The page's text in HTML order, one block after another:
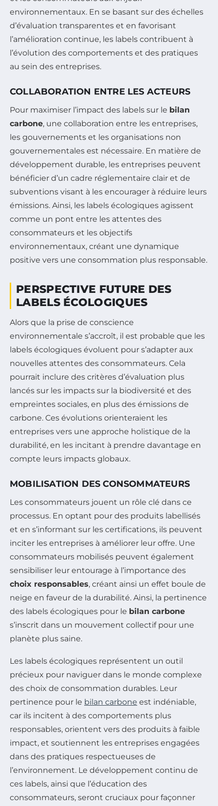
environnementaux. En se basant sur des échelles
d’évaluation transparentes et en favorisant
l’amélioration continue, les labels contribuent à
l’évolution des comportements et des pratiques
au sein des entreprises.
COLLABORATION ENTRE LES ACTEURS
Pour maximiser l’impact des labels sur le bilan
carbone, une collaboration entre les entreprises,
les gouvernements et les organisations non
gouvernementales est nécessaire. En matière de
développement durable, les entreprises peuvent
bénéficier d’un cadre réglementaire clair et de
subventions visant à les encourager à réduire leurs
émissions. Ainsi, les labels écologiques agissent
comme un pont entre les attentes des
consommateurs et les objectifs
environnementaux, créant une dynamique
positive vers une consommation plus responsable.
PERSPECTIVE FUTURE DES
LABELS ÉCOLOGIQUES
Alors que la prise de conscience
environnementale s’accroît, il est probable que les
labels écologiques évoluent pour s’adapter aux
nouvelles attentes des consommateurs. Cela
pourrait inclure des critères d’évaluation plus
lancés sur les impacts sur la biodiversité et des
empreintes sociales, en plus des émissions de
carbone. Ces évolutions orienteraient les
entreprises vers une approche holistique de la
durabilité, en les incitant à prendre davantage en
compte leurs impacts globaux.
MOBILISATION DES CONSOMMATEURS
Les consommateurs jouent un rôle clé dans ce
processus. En optant pour des produits labellisés
et en s’informant sur les certifications, ils peuvent
inciter les entreprises à améliorer leur offre. Une
consommateurs mobilisés peuvent également
sensibiliser leur entourage à l’importance des
choix responsables, créant ainsi un effet boule de
neige en faveur de la durabilité. Ainsi, la pertinence
des labels écologiques pour le bilan carbone
s’inscrit dans un mouvement collectif pour une
planète plus saine.
Les labels écologiques représentent un outil
précieux pour naviguer dans le monde complexe
des choix de consommation durables. Leur
pertinence pour le bilan carbone est indéniable,
car ils incitent à des comportements plus
responsables, orientent vers des produits à faible
impact, et soutiennent les entreprises engagées
dans des pratiques respectueuses de
l’environnement. Le développement continu de
ces labels, ainsi que l’éducation des
consommateurs, seront cruciaux pour façonner